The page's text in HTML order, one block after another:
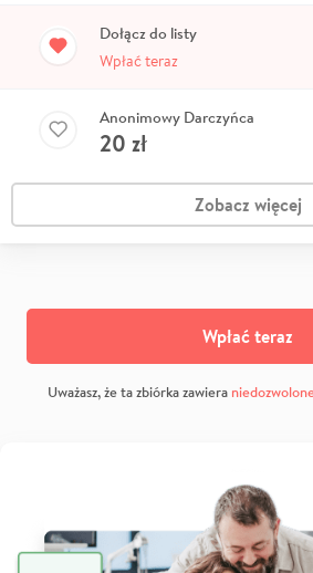
Dołącz do listy
Wpłać teraz
Anonimowy Darczyńca
20 zł
Zobacz więcej
Wpłać teraz
Uważasz, że ta zbiórka zawiera